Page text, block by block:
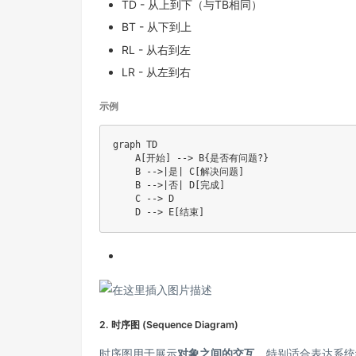
TD - 从上到下（与TB相同）
BT - 从下到上
RL - 从右到左
LR - 从左到右
示例
graph TD
    A[开始] --> B{是否有问题?}
    B -->|是| C[解决问题]
    B -->|否| D[完成]
    C --> D
2. 时序图 (Sequence Diagram)
时序图用于展示对象之间的交互 ，特别适合表达系